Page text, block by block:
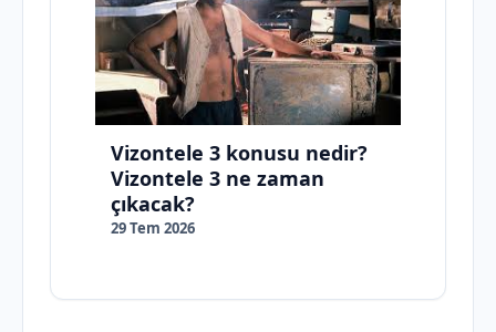
Vizontele 3 konusu nedir?
Vizontele 3 ne zaman
çıkacak?
29 Tem 2026